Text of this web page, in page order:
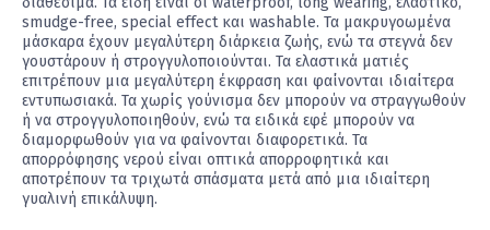
smudge-free, special effect και washable. Τα μακρυγοωμένα
μάσκαρα έχουν μεγαλύτερη διάρκεια ζωής, ενώ τα στεγνά δεν
γουστάρουν ή στρογγυλοποιούνται. Τα ελαστικά ματιές
επιτρέπουν μια μεγαλύτερη έκφραση και φαίνονται ιδιαίτερα
εντυπωσιακά. Τα χωρίς γούνισμα δεν μπορούν να στραγγωθούν
ή να στρογγυλοποιηθούν, ενώ τα ειδικά εφέ μπορούν να
διαμορφωθούν για να φαίνονται διαφορετικά. Τα
απορρόφησης νερού είναι οπτικά απορροφητικά και
αποτρέπουν τα τριχωτά σπάσματα μετά από μια ιδιαίτερη
γυαλινή επικάλυψη.